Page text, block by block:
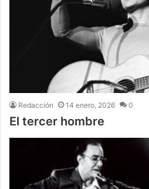
Redacción 14 enero, 2026 0
El tercer hombre